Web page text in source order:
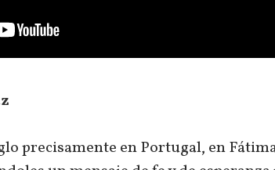
precisamente en Portugal, en